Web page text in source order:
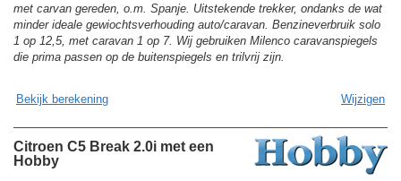
met carvan gereden, o.m. Spanje. Uitstekende trekker, ondanks de wat
minder ideale gewiochtsverhouding auto/caravan. Benzineverbruik solo
1 op 12,5, met caravan 1 op 7. Wij gebruiken Milenco caravanspiegels
die prima passen op de buitenspiegels en trilvrij zijn.
Bekijk berekening Wijzigen
Citroen C5 Break 2.0i met een
Hobby